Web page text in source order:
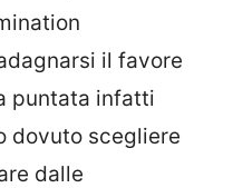
il favore
puntata infatti
dovuto scegliere
dalle